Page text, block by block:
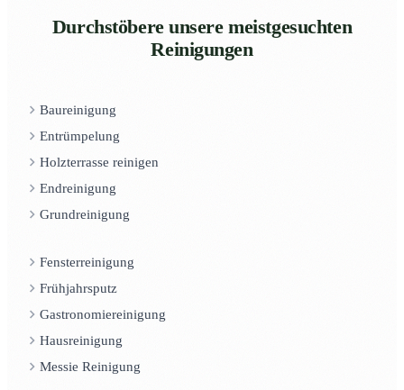
Durchstöbere unsere meistgesuchten
Reinigungen
Baureinigung
Entrümpelung
Holzterrasse reinigen
Endreinigung
Grundreinigung
Fensterreinigung
Frühjahrsputz
Gastronomiereinigung
Hausreinigung
Messie Reinigung